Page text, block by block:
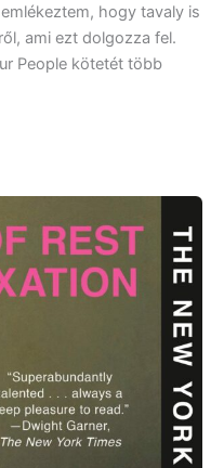
hogy tavaly is
ami ezt dolgozza fel.
People kötetét több